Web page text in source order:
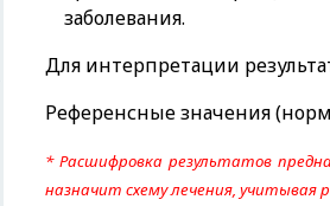
заболевания.
Для интерпретации
Референсные значения
* Расшифровка результатов
назначит схему лечения, учитывая